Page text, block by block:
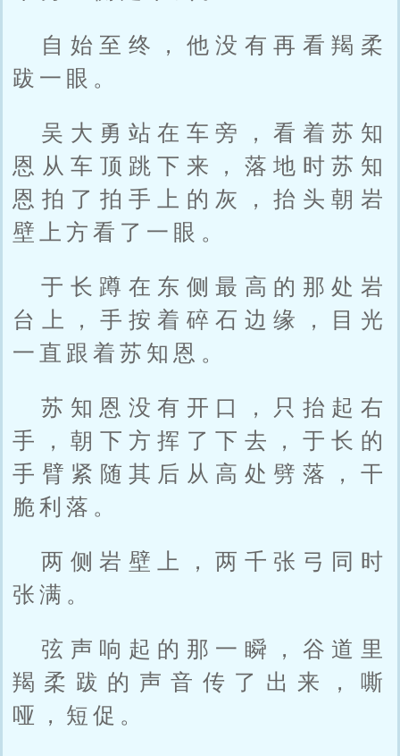
自始至终，他没有再看羯柔
跋一眼。
吴大勇站在车旁，看着苏知
恩从车顶跳下来，落地时苏知
恩拍了拍手上的灰，抬头朝岩
壁上方看了一眼。
于长蹲在东侧最高的那处岩
台上，手按着碎石边缘，目光
一直跟着苏知恩。
苏知恩没有开口，只抬起右
手，朝下方挥了下去，于长的
手臂紧随其后从高处劈落，干
脆利落。
两侧岩壁上，两千张弓同时
张满。
弦声响起的那一瞬，谷道里
羯柔跋的声音传了出来，嘶
哑，短促。